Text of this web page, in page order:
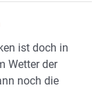
ist doch in
Wetter der
noch die